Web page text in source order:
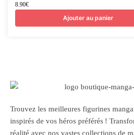
8.90€
Ajouter au panier
Trouvez les meilleures figurines
inspirés de vos héros préférés !
réalité avec nos vastes collections de